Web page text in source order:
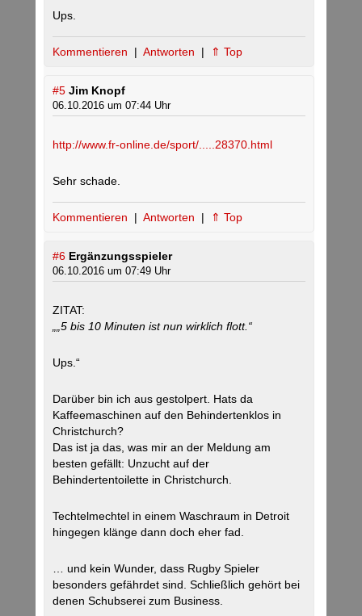
Ups.
Kommentieren | Antworten | ⇑ Top
#5 Jim Knopf
06.10.2016 um 07:44 Uhr
http://www.fr-online.de/sport/.....28370.html
Sehr schade.
Kommentieren | Antworten | ⇑ Top
#6 Ergänzungsspieler
06.10.2016 um 07:49 Uhr
ZITAT:
„5 bis 10 Minuten ist nun wirklich flott.“
Ups.“
Darüber bin ich aus gestolpert. Hats da
Kaffeemaschinen auf den Behindertenklos in
Christchurch?
Das ist ja das, was mir an der Meldung am
besten gefällt: Unzucht auf der
Behindertentoilette in Christchurch.
Techtelmechtel in einem Waschraum in Detroit
hingegen klänge dann doch eher fad.
… und kein Wunder, dass Rugby Spieler
besonders gefährdet sind. Schließlich gehört bei
denen Schubserei zum Business.